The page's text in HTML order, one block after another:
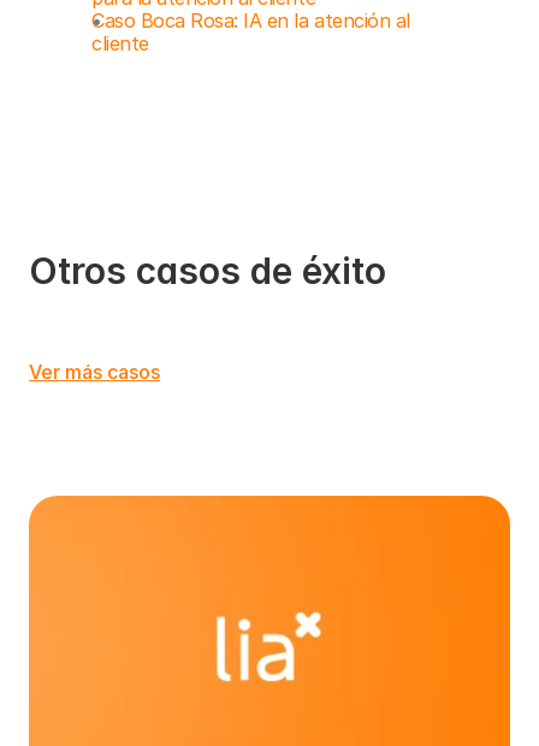
Caso Boca Rosa: IA en la atención al
cliente
Otros casos de éxito
Ver más casos